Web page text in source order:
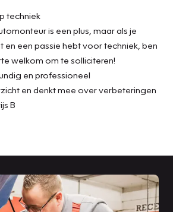
techniek
is een plus, maar als je
en een passie hebt voor techniek, ben
welkom om te solliciteren!
en professioneel
en denkt mee over verbeteringen
B